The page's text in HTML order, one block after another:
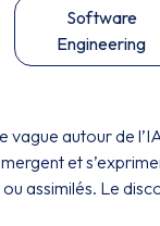
Software
Engineering
vague autour de
et
assimilés. Le